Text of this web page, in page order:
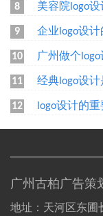
8 美容院logo
9 企业logo设
10 广州做个
11 经典logo设
12 logo设计的
广州古柏广告策
地址：天河区东圃